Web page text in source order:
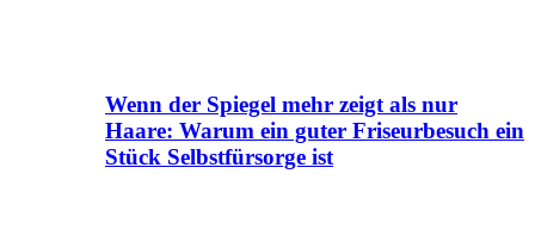
Wenn der Spiegel mehr zeigt als nur
Haare: Warum ein guter Friseurbesuch ein
Stück Selbstfürsorge ist